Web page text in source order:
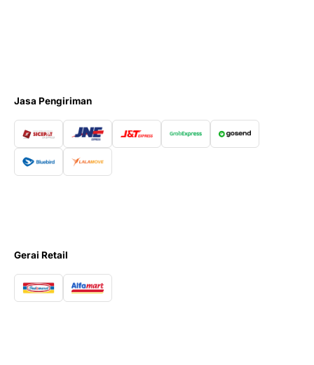
Jasa Pengiriman
Gerai Retail